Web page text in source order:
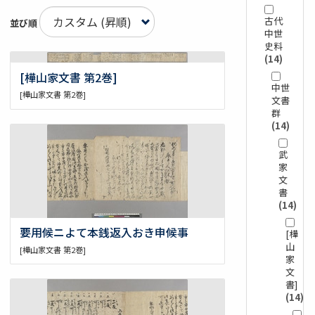
並び順
[樺山家文書 第2巻]
[樺山家文書 第2巻]
要用候ニよて本銭返入おき申候事
[樺山家文書 第2巻]
古代
中世
史料
(14)
中世
文書
群
(14)
武
家
文
書
(14)
[樺
山
家
文
書]
(14)